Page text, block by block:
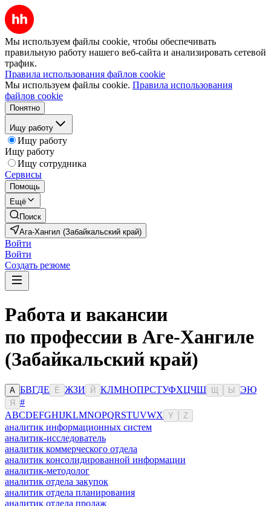
Мы используем файлы cookie, чтобы обеспечивать
правильную работу нашего веб-сайта и анализировать сетевой
трафик.
Правила использования файлов cookie
Мы используем файлы cookie. Правила использования
файлов cookie
Понятно
Ищу работу
Ищу работу
Ищу работу
Ищу сотрудника
Сервисы
Помощь
Ещё
Поиск
Ага-Хангил (Забайкальский край)
Войти
Войти
Создать резюме
Работа и вакансии
по профессии в Аге-Хангиле
(Забайкальский край)
А БВГДЕ Ё ЖЗИ Й КЛМНОПРСТУФХЦЧШ Ы ЭЮ
Я
#
ABCDEFGHIJKLMNOPQRSTUVWX Y Z
аналитик информационных систем
аналитик-исследователь
аналитик коммерческого отдела
аналитик консолидированной информации
аналитик-методолог
аналитик отдела закупок
аналитик отдела планирования
аналитик отдела продаж